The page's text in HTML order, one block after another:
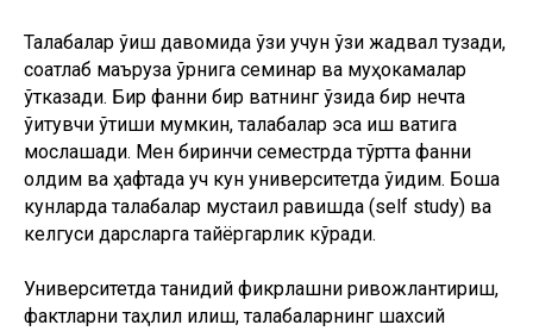
Талабалар ўқиш давомида ўзи учун ўзи жадвал тузади,
соатлаб маъруза ўрнига семинар ва муҳокамалар
ўтказади. Бир фанни бир вақтнинг ўзида бир нечта
ўқитувчи ўтиши мумкин, талабалар эса иш вақтига
мослашади. Мен биринчи семестрда тўртта фанни
олдим ва ҳафтада уч кун университетда ўқидим. Бошқа
кунларда талабалар мустақил равишда (self study) ва
келгуси дарсларга тайёргарлик кўради.
Университетда танқидий фикрлашни ривожлантириш,
фактларни таҳлил қилиш, талабаларнинг шахсий